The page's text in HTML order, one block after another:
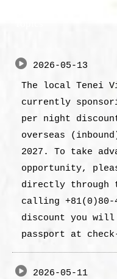
2026-05-13
The local Tenei
currently
per night
overseas
2027. To take
opportunity,
directly through
calling +81(0)80-
discount you will
passport at
2026-05-11